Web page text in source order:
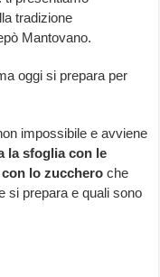
tradizione
Mantovano.
oggi si prepara per
impossibile e avviene
la sfoglia con le
con lo zuccheroche
si prepara e quali sono